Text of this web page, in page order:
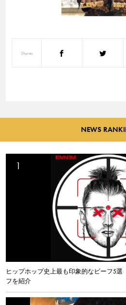
Shares
NEWS
ヒップホップ史上最も印象的なビーフ5
フを紹介